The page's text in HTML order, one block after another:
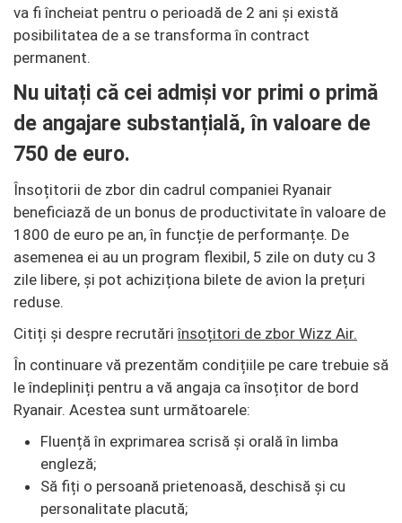
va fi încheiat pentru o perioadă de 2 ani și există
posibilitatea de a se transforma în contract
permanent.
Nu uitați că cei admiși vor primi o primă
de angajare substanțială, în valoare de
750 de euro.
Însoțitorii de zbor din cadrul companiei Ryanair
beneficiază de un bonus de productivitate în valoare de
1800 de euro pe an, în funcție de performanțe. De
asemenea ei au un program flexibil, 5 zile on duty cu 3
zile libere, și pot achiziționa bilete de avion la prețuri
reduse.
Citiți și despre recrutăriînsoțitori de zbor Wizz Air.
În continuare vă prezentăm condițiile pe care trebuie să
le îndepliniți pentru a vă angaja ca însoțitor de bord
Ryanair. Acestea sunt următoarele:
Fluență în exprimarea scrisă și orală în limba
engleză;
Să fiți o persoană prietenoasă, deschisă și cu
personalitate placută;